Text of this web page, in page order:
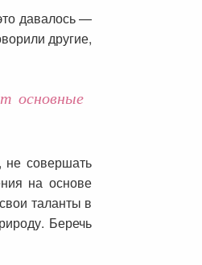
давалось —
другие,
основные
не совершать
на основе
таланты в
Беречь